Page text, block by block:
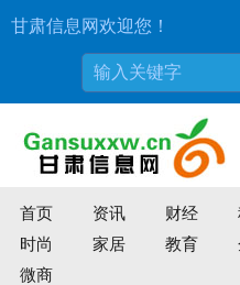
甘肃信息网欢迎您！
首页 资讯 财经
时尚
家居 教育
微商